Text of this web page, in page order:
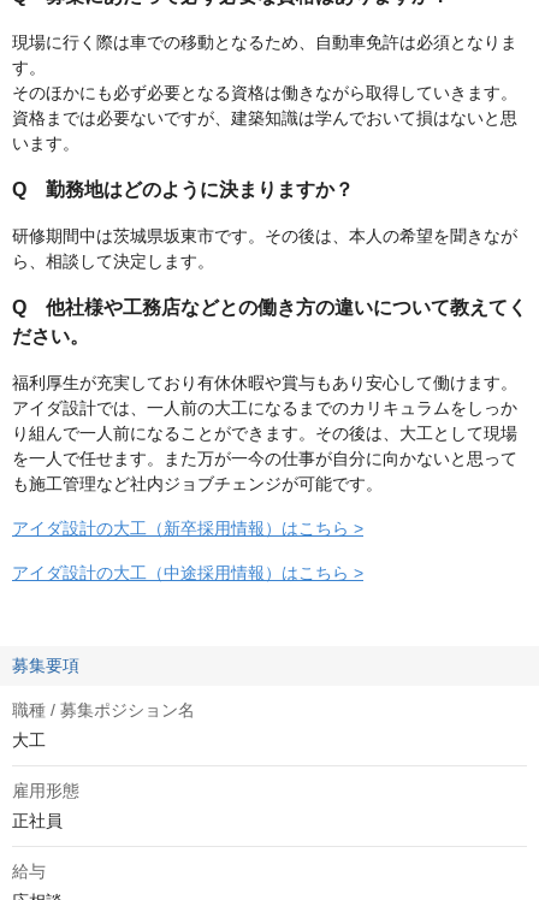
現場に行く際は車での移動となるため、自動車免許は必須となりま
す。
そのほかにも必ず必要となる資格は働きながら取得していきます。
資格までは必要ないですが、建築知識は学んでおいて損はないと思
います。
Q 勤務地はどのように決まりますか？
研修期間中は茨城県坂東市です。その後は、本人の希望を聞きなが
ら、相談して決定します。
Q 他社様や工務店などとの働き方の違いについて教えてく
ださい。
福利厚生が充実しており有休休暇や賞与もあり安心して働けます。
アイダ設計では、一人前の大工になるまでのカリキュラムをしっか
り組んで一人前になることができます。その後は、大工として現場
を一人で任せます。また万が一今の仕事が自分に向かないと思って
も施工管理など社内ジョブチェンジが可能です。
アイダ設計の大工（新卒採用情報）はこちら >
アイダ設計の大工（中途採用情報）はこちら >
募集要項
職種 / 募集ポジション名
大工
雇用形態
正社員
給与